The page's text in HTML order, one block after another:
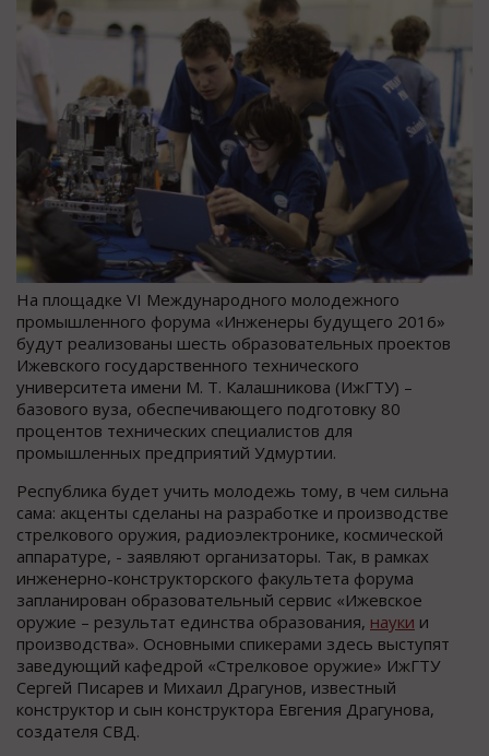
На площадке VI Международного молодежного
промышленного форума «Инженеры будущего 2016»
будут реализованы шесть образовательных проектов
Ижевского государственного технического
университета имени М. Т. Калашникова (ИжГТУ) –
базового вуза, обеспечивающего подготовку 80
процентов технических специалистов для
промышленных предприятий Удмуртии.
Республика будет учить молодежь тому, в чем сильна
сама: акценты сделаны на разработке и производстве
стрелкового оружия, радиоэлектронике, космической
аппаратуре, - заявляют организаторы. Так, в рамках
инженерно-конструкторского факультета форума
запланирован образовательный сервис «Ижевское
оружие – результат единства образования, науки и
производства». Основными спикерами здесь выступят
заведующий кафедрой «Стрелковое оружие» ИжГТУ
Сергей Писарев и Михаил Драгунов, известный
конструктор и сын конструктора Евгения Драгунова,
создателя СВД.